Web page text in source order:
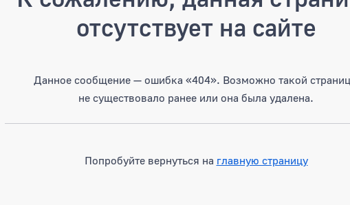
отсутствует на сайте
Данное сообщение — ошибка «404». Возможно такой
не существовало ранее или она была удалена.
Попробуйте вернуться на главную страницу